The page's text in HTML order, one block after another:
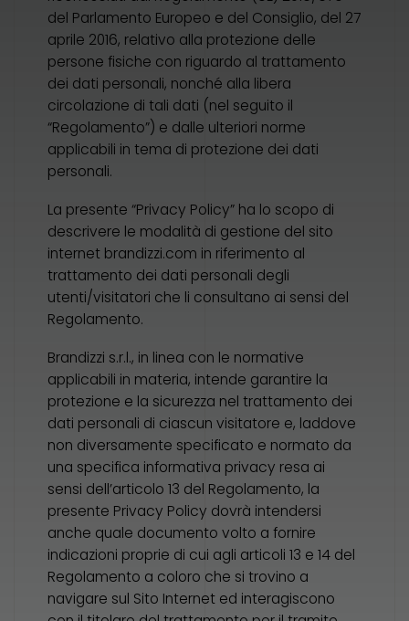
del Parlamento Europeo e del Consiglio, del 27
aprile 2016, relativo alla protezione delle
persone fisiche con riguardo al trattamento
dei dati personali, nonché alla libera
circolazione di tali dati (nel seguito il
“Regolamento”) e dalle ulteriori norme
applicabili in tema di protezione dei dati
personali.
La presente “Privacy Policy” ha lo scopo di
descrivere le modalità di gestione del sito
internet brandizzi.com in riferimento al
trattamento dei dati personali degli
utenti/visitatori che li consultano ai sensi del
Regolamento.
Brandizzi s.r.l., in linea con le normative
applicabili in materia, intende garantire la
protezione e la sicurezza nel trattamento dei
dati personali di ciascun visitatore e, laddove
non diversamente specificato e normato da
una specifica informativa privacy resa ai
sensi dell’articolo 13 del Regolamento, la
presente Privacy Policy dovrà intendersi
anche quale documento volto a fornire
indicazioni proprie di cui agli articoli 13 e 14 del
Regolamento a coloro che si trovino a
navigare sul Sito Internet ed interagiscono